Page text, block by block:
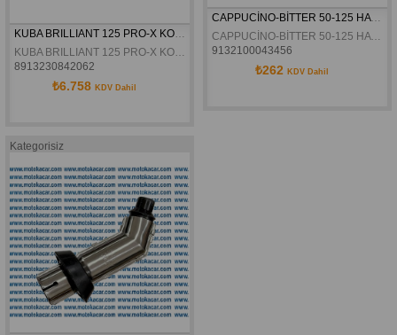
KUBA BRILLIANT 125 PRO-X KONTAK SETİ ORJİNAL
KUBA BRILLIANT 125 PRO-X KONTAK SETİ ORJİNAL
8913230842062
₺6.758 KDV Dahil
CAPPUCİNO-BİTTER 50-125 HAVA FILTRE ELEMANI
CAPPUCİNO-BİTTER 50-125 HAVA FILTRE ELEMANI
9132100043456
₺262 KDV Dahil
Kategorisiz